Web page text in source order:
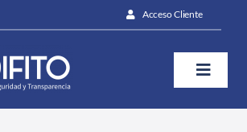
Acceso Cliente
Toggle